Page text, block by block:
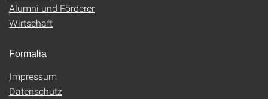
Alumni und Förderer
Wirtschaft
Formalia
Impressum
Datenschutz